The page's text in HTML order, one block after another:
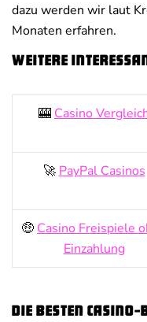
dazu werden wir laut
Monaten erfahren.
Weitere
🎰 Casino
🚀 PayPal Casinos
🤑 Casino Freispiele
Einzahlung
Die besten